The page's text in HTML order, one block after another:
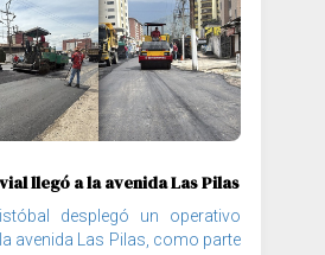
llegó a la avenida Las Pilas
desplegó un operativo
avenida Las Pilas, como parte